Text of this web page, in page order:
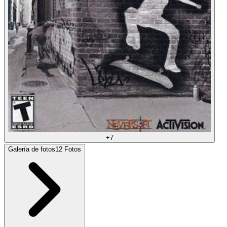
+7
Galería de fotos12 Fotos